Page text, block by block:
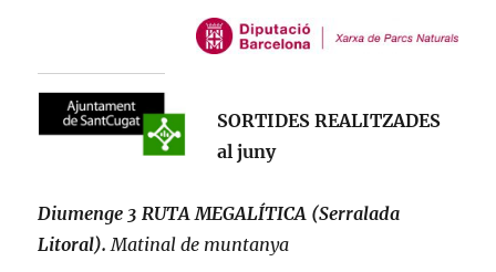
SORTIDES REALITZADES
al juny
Diumenge 3 RUTA MEGALÍTICA (Serralada
Litoral). Matinal de muntanya